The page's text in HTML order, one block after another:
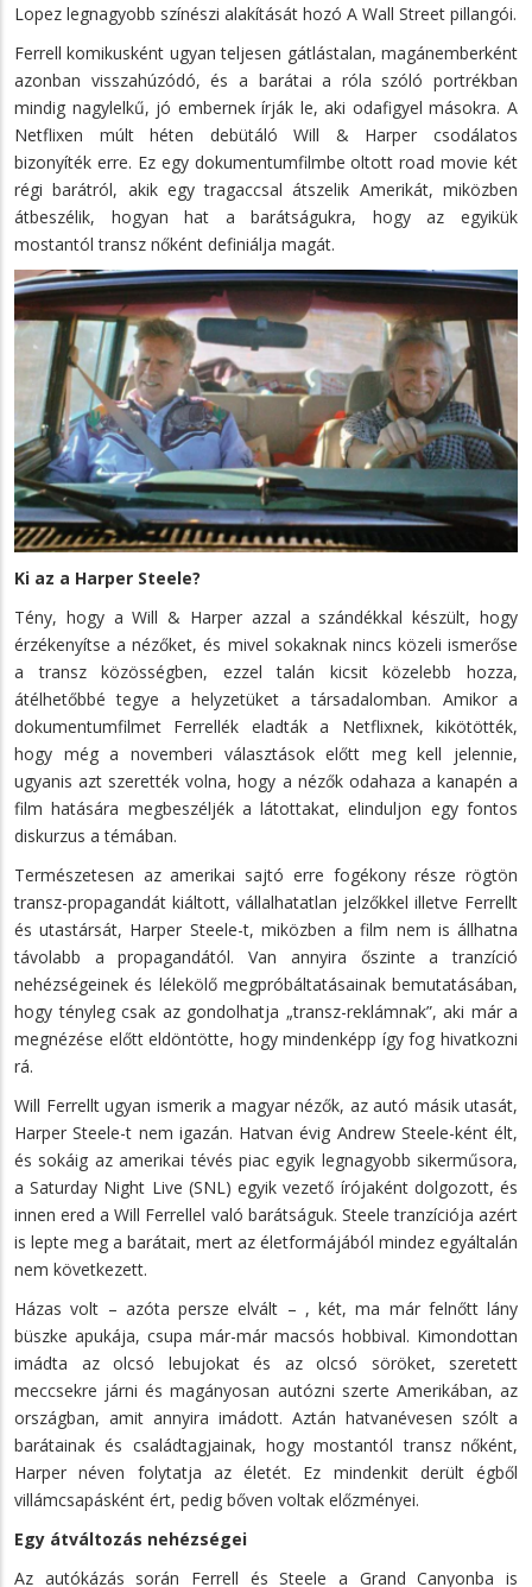
Lopez legnagyobb színészi alakítását hozó A Wall Street pillangói.
Ferrell komikusként ugyan teljesen gátlástalan, magánemberként
azonban visszahúzódó, és a barátai a róla szóló portrékban
mindig nagylelkű, jó embernek írják le, aki odafigyel másokra. A
Netflixen múlt héten debütáló Will & Harper csodálatos
bizonyíték erre. Ez egy dokumentumfilmbe oltott road movie két
régi barátról, akik egy tragaccsal átszelik Amerikát, miközben
átbeszélik, hogyan hat a barátságukra, hogy az egyikük
mostantól transz nőként definiálja magát.
Ki az a Harper Steele?
Tény, hogy a Will & Harper azzal a szándékkal készült, hogy
érzékenyítse a nézőket, és mivel sokaknak nincs közeli ismerőse
a transz közösségben, ezzel talán kicsit közelebb hozza,
átélhetőbbé tegye a helyzetüket a társadalomban. Amikor a
dokumentumfilmet Ferrellék eladták a Netflixnek, kikötötték,
hogy még a novemberi választások előtt meg kell jelennie,
ugyanis azt szerették volna, hogy a nézők odahaza a kanapén a
film hatására megbeszéljék a látottakat, elinduljon egy fontos
diskurzus a témában.
Természetesen az amerikai sajtó erre fogékony része rögtön
transz-propagandát kiáltott, vállalhatatlan jelzőkkel illetve Ferrellt
és utastársát, Harper Steele-t, miközben a film nem is állhatna
távolabb a propagandától. Van annyira őszinte a tranzíció
nehézségeinek és lélekölő megpróbáltatásainak bemutatásában,
hogy tényleg csak az gondolhatja „transz-reklámnak”, aki már a
megnézése előtt eldöntötte, hogy mindenképp így fog hivatkozni
rá.
Will Ferrellt ugyan ismerik a magyar nézők, az autó másik utasát,
Harper Steele-t nem igazán. Hatvan évig Andrew Steele-ként élt,
és sokáig az amerikai tévés piac egyik legnagyobb sikerműsora,
a Saturday Night Live (SNL) egyik vezető írójaként dolgozott, és
innen ered a Will Ferrellel való barátságuk. Steele tranzíciója azért
is lepte meg a barátait, mert az életformájából mindez egyáltalán
nem következett.
Házas volt – azóta persze elvált – , két, ma már felnőtt lány
büszke apukája, csupa már-már macsós hobbival. Kimondottan
imádta az olcsó lebujokat és az olcsó söröket, szeretett
meccsekre járni és magányosan autózni szerte Amerikában, az
országban, amit annyira imádott. Aztán hatvanévesen szólt a
barátainak és családtagjainak, hogy mostantól transz nőként,
Harper néven folytatja az életét. Ez mindenkit derült égből
villámcsapásként ért, pedig bőven voltak előzményei.
Egy átváltozás nehézségei
Az autókázás során Ferrell és Steele a Grand Canyonba is